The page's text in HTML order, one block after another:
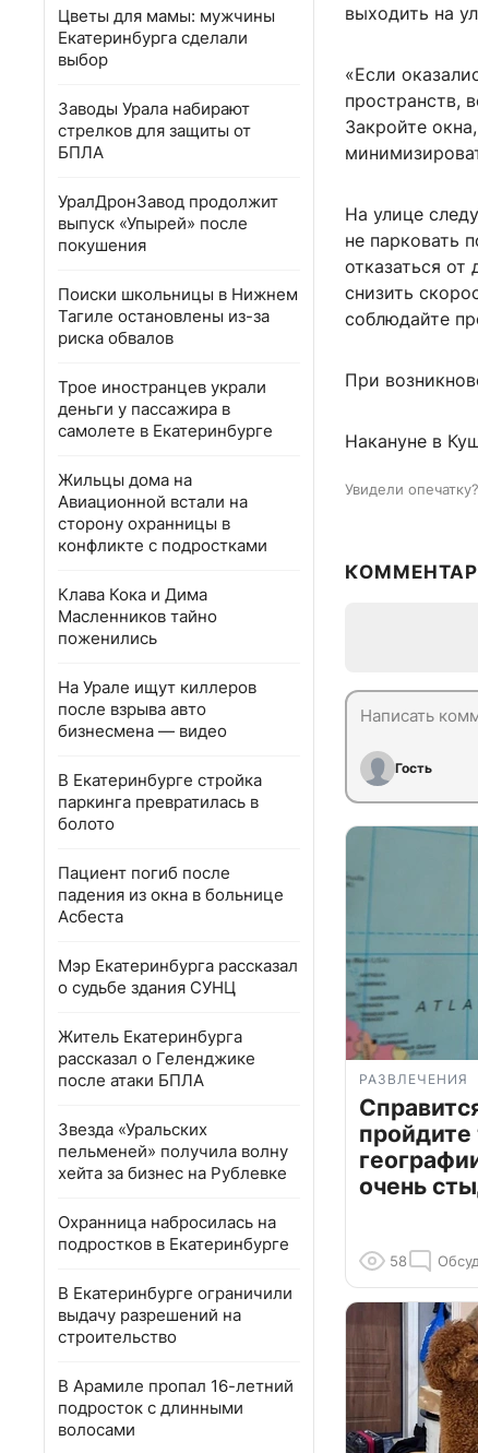
Цветы для мамы: мужчины
Екатеринбурга сделали
выбор
Заводы Урала набирают
стрелков для защиты от
БПЛА
УралДронЗавод продолжит
выпуск «Упырей» после
покушения
Поиски школьницы в Нижнем
Тагиле остановлены из-за
риска обвалов
Трое иностранцев украли
деньги у пассажира в
самолете в Екатеринбурге
Жильцы дома на
Авиационной встали на
сторону охранницы в
конфликте с подростками
Клава Кока и Дима
Масленников тайно
поженились
На Урале ищут киллеров
после взрыва авто
бизнесмена — видео
В Екатеринбурге стройка
паркинга превратилась в
болото
Пациент погиб после
падения из окна в больнице
Асбеста
Мэр Екатеринбурга рассказал
о судьбе здания СУНЦ
Житель Екатеринбурга
рассказал о Геленджике
после атаки БПЛА
Звезда «Уральских
пельменей» получила волну
хейта за бизнес на Рублевке
Охранница набросилась на
подростков в Екатеринбурге
В Екатеринбурге ограничили
выдачу разрешений на
строительство
В Арамиле пропал 16-летний
подросток с длинными
волосами
выходить на
«Если
пространств,
Закройте
На улице
не парковать
отказаться от
снизить
соблюдайте
При
Накануне в
Увидели
Гость
РАЗВЛЕЧЕНИЯ
пройдите
очень
58